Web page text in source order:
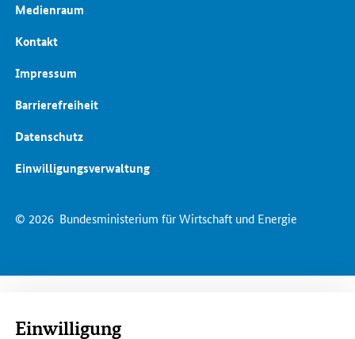
© 2026 Bundesministerium für Wirtschaft und Energie
Medienraum
Kontakt
Impressum
Barrierefreiheit
Datenschutz
Einwilligungsverwaltung
Einwilligung